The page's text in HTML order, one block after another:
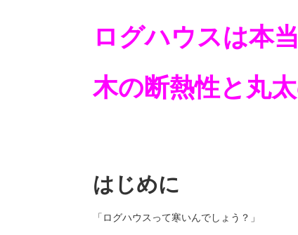
ログハウスは本
木の断熱性と丸
はじめに
「ログハウスって寒いんでしょう？」